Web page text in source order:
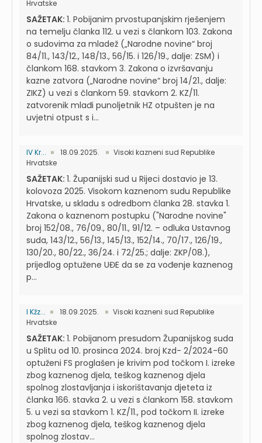
Hrvatske
SAŽETAK: 1. Pobijanim prvostupanjskim rješenjem
na temelju članka 112. u vezi s člankom 103. Zakona
o sudovima za mladež („Narodne novine“ broj
84/11., 143/12., 148/13., 56/15. i 126/19., dalje: ZSM) i
člankom 168. stavkom 3. Zakona o izvršavanju
kazne zatvora („Narodne novine“ broj 14/21., dalje:
ZIKZ) u vezi s člankom 59. stavkom 2. KZ/11.
zatvorenik mlađi punoljetnik HZ otpušten je na
uvjetni otpust s i...
IV Kr... 18.09.2025.
Visoki kazneni sud Republike
Hrvatske
SAŽETAK: 1. Županijski sud u Rijeci dostavio je 13.
kolovoza 2025. Visokom kaznenom sudu Republike
Hrvatske, u skladu s odredbom članka 28. stavka 1.
Zakona o kaznenom postupku ("Narodne novine"
broj 152/08., 76/09., 80/11., 91/12. – odluka Ustavnog
suda, 143/12., 56/13., 145/13., 152/14., 70/17., 126/19.,
130/20., 80/22., 36/24. i 72/25.; dalje: ZKP/08.),
prijedlog optužene UĐE da se za vođenje kaznenog
p...
I Kžz... 18.09.2025.
Visoki kazneni sud Republike
Hrvatske
SAŽETAK: 1. Pobijanom presudom Županijskog suda
u Splitu od 10. prosinca 2024. broj Kzd- 2/2024-60
optuženi FS proglašen je krivim pod točkom I. izreke
zbog kaznenog djela, teškog kaznenog djela
spolnog zlostavljanja i iskorištavanja djeteta iz
članka 166. stavka 2. u vezi s člankom 158. stavkom
5. u vezi sa stavkom 1. KZ/11., pod točkom II. izreke
zbog kaznenog djela, teškog kaznenog djela
spolnog zlostav...